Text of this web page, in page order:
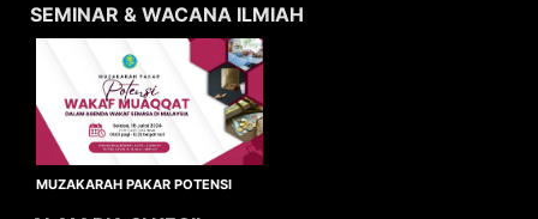
SEMINAR & WACANA ILMIAH
MUZAKARAH PAKAR POTENSI